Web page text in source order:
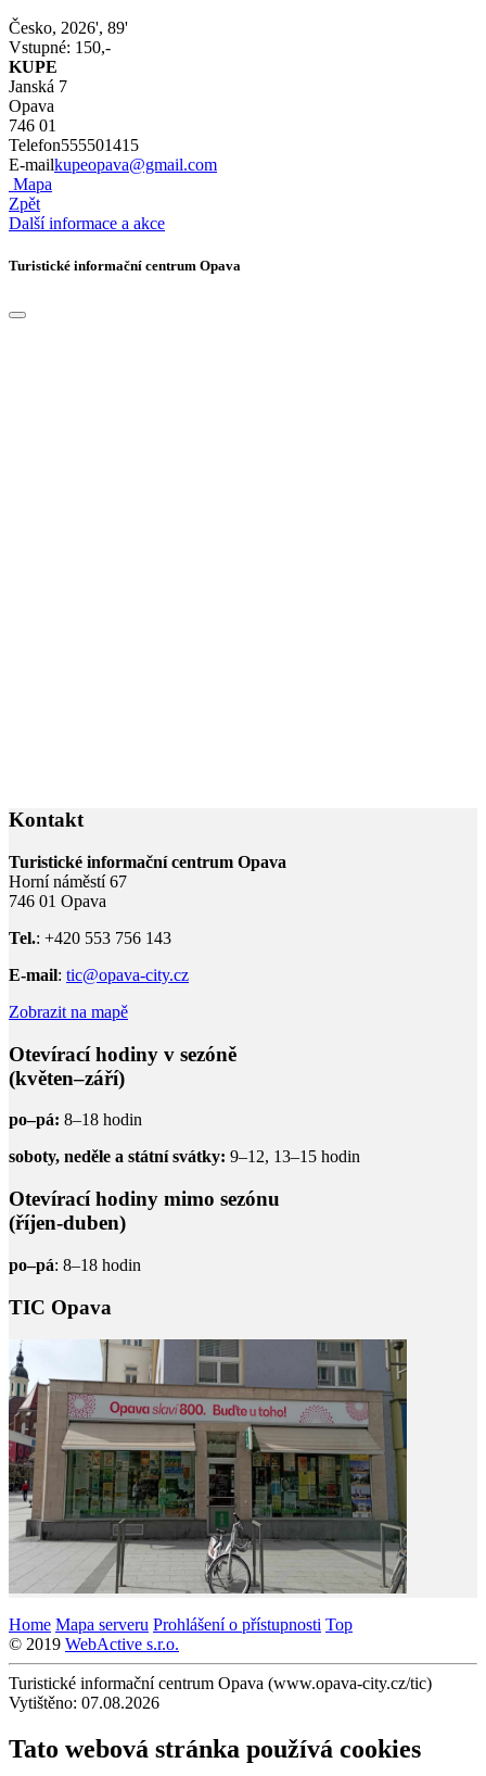
Česko, 2026', 89'
Vstupné: 150,-
KUPE
Janská 7
Opava
746 01
Telefon555501415
E-mailkupeopava@gmail.com
Mapa
Zpět
Další informace a akce
Turistické informační centrum Opava
Kontakt
Turistické informační centrum Opava
Horní náměstí 67
746 01 Opava
Tel.: +420 553 756 143
E-mail: tic@opava-city.cz
Zobrazit na mapě
Otevírací hodiny v sezóně
(květen–září)
po–pá: 8–18 hodin
soboty, neděle a státní svátky: 9–12, 13–15 hodin
Otevírací hodiny mimo sezónu
(říjen-duben)
po–pá: 8–18 hodin
TIC Opava
Home Mapa serveru Prohlášení o přístupnosti Top
© 2019 WebActive s.r.o.
Turistické informační centrum Opava (www.opava-city.cz/tic)
Vytištěno: 07.08.2026
Tato webová stránka používá cookies